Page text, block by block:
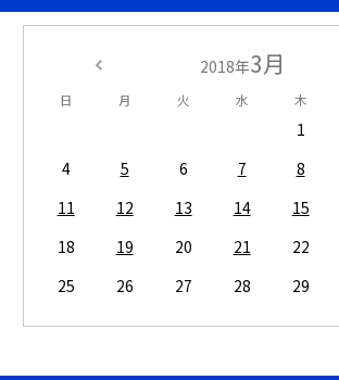
2018年3月
日 月 火 水 木
1
4
5 6 7 8
11
12 13 14 15
18
19 20 21 22
25
26 27 28 29